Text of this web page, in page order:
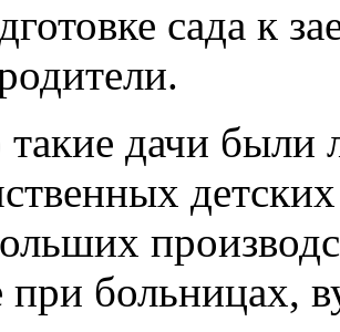
сада к
такие дачи
при больницах,